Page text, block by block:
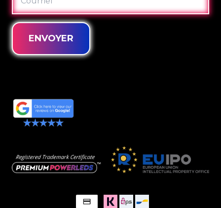
ENVOYER